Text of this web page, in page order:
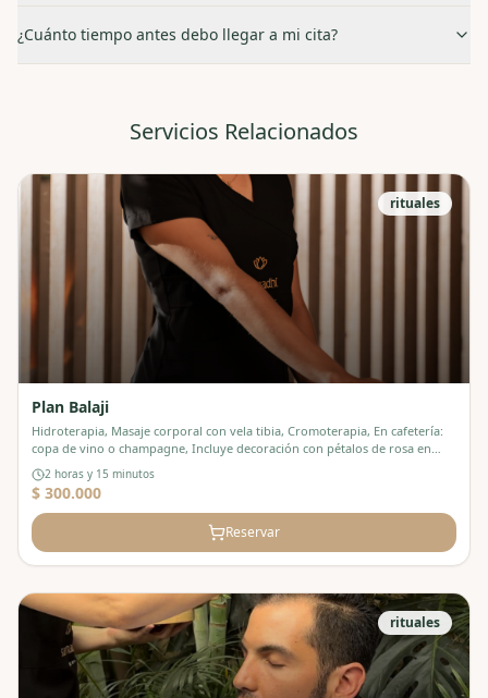
¿Cuánto tiempo antes debo llegar a mi cita?
Servicios Relacionados
rituales
Plan Balaji
Hidroterapia, Masaje corporal con vela tibia, Cromoterapia, En cafetería:
copa de vino o champagne, Incluye decoración con pétalos de rosa en
cabina.
2 horas y 15 minutos
$ 300.000
Reservar
rituales